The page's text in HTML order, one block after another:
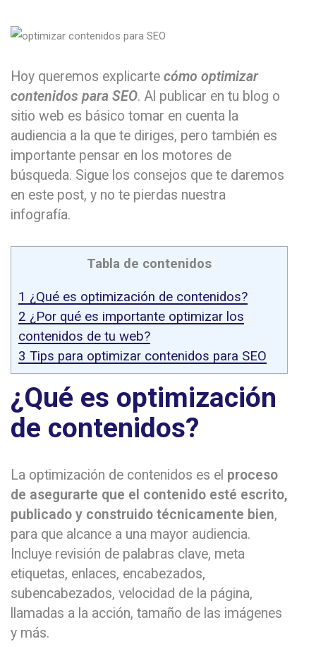
Hoy queremos explicarte cómo optimizar
contenidos para SEO. Al publicar en tu blog o
sitio web es básico tomar en cuenta la
audiencia a la que te diriges, pero también es
importante pensar en los motores de
búsqueda. Sigue los consejos que te daremos
en este post, y no te pierdas nuestra
infografía.
Tabla de contenidos
1 ¿Qué es optimización de contenidos?
2 ¿Por qué es importante optimizar los
contenidos de tu web?
3 Tips para optimizar contenidos para SEO
¿Qué es optimización
de contenidos?
La optimización de contenidos es el proceso
de asegurarte que el contenido esté escrito,
publicado y construido técnicamente bien,
para que alcance a una mayor audiencia.
Incluye revisión de palabras clave, meta
etiquetas, enlaces, encabezados,
subencabezados, velocidad de la página,
llamadas a la acción, tamaño de las imágenes
y más.